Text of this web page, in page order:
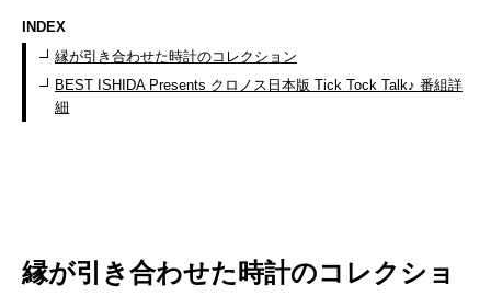
INDEX
縁が引き合わせた時計のコレクション
BEST ISHIDA Presents クロノス日本版 Tick Tock Talk♪ 番組詳
細
縁が引き合わせた時計のコレクショ